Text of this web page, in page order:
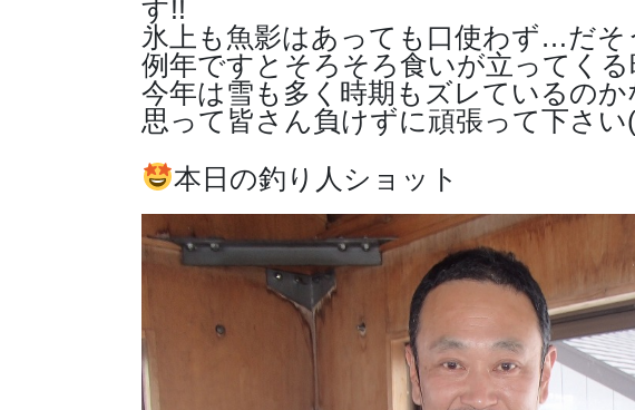
す!!
氷上も魚影はあっても口使わず…だそ
例年ですとそろそろ食いが立ってくる
今年は雪も多く時期もズレているの
思って皆さん負けずに頑張って下さい
本日の釣り人ショット